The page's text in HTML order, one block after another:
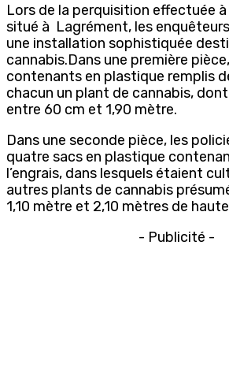
Lors de la perquisition effectuée
situé à Lagrément, les
une installation sophistiquée
cannabis.Dans une première
contenants en plastique remplis
chacun un plant de cannabis,
entre 60 cm et 1,90 mètre.
Dans une seconde pièce, les
quatre sacs en plastique
l’engrais, dans lesquels étaient
autres plants de cannabis
1,10 mètre et 2,10 mètres de
- Publicité -